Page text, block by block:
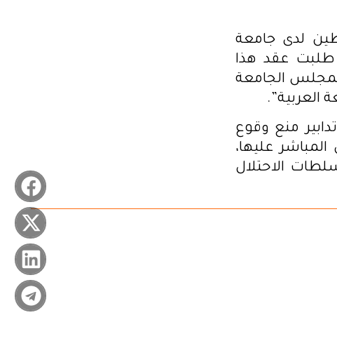
لدى جامعة
طلبت عقد هذا
بالتنسيق مع المغرب، بصفتها رئيس الدورة الـ 160 لمجلس الجامعة
العربية”.
منع وقوع
عليها،
الاحتلال